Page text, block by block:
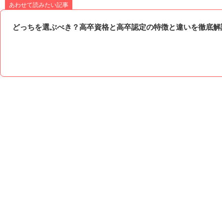
あわせて読みたい記事
どっちを選ぶべき？高卒資格と高卒認定の特徴と違いを徹底